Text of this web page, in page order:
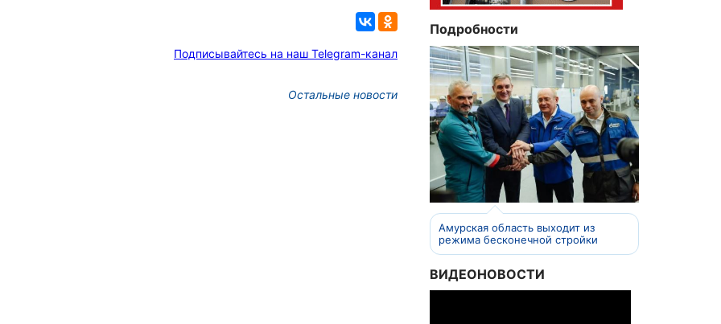
Подписывайтесь на наш Telegram-канал
Остальные новости
Подробности
Амурская область выходит из
режима бесконечной стройки
ВИДЕОНОВОСТИ